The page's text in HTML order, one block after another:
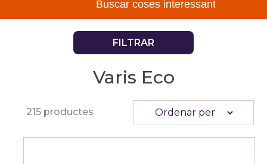
FILTRAR
Varis Eco
215 productes